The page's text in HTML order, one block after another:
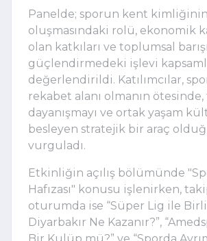
Panelde; sporun kent kimliğinin
oluşmasındaki rolü, ekonomik
olan katkıları ve toplumsal barışı
güçlendirmedeki işlevi
değerlendirildi. Katılımcılar,
rekabet alanı olmanın ötesinde,
dayanışmayı ve ortak yaşam
besleyen stratejik bir araç
vurguladı.
Etkinliğin açılış bölümünde
Hafızası" konusu işlenirken,
oturumda ise “Süper Lig ile
Diyarbakır Ne Kazanır?”,